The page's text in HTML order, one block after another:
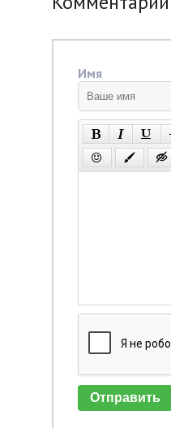
Имя
Отправить